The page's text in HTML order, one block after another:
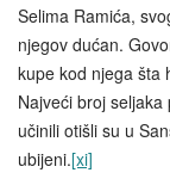
Selima Ramića,
njegov dućan.
kupe kod njega šta
Najveći broj
učinili otišli su u
ubijeni.[xi]